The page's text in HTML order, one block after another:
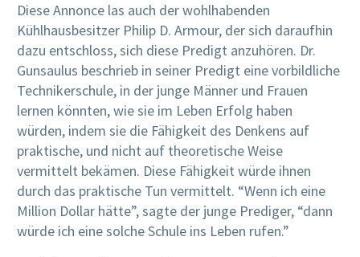
Diese Annonce las auch der wohlhabenden
Kühlhausbesitzer Philip D. Armour, der sich daraufhin
dazu entschloss, sich diese Predigt anzuhören. Dr.
Gunsaulus beschrieb in seiner Predigt eine vorbildliche
Technikerschule, in der junge Männer und Frauen
lernen könnten, wie sie im Leben Erfolg haben
würden, indem sie die Fähigkeit des Denkens auf
praktische, und nicht auf theoretische Weise
vermittelt bekämen. Diese Fähigkeit würde ihnen
durch das praktische Tun vermittelt. “Wenn ich eine
Million Dollar hätte”, sagte der junge Prediger, “dann
würde ich eine solche Schule ins Leben rufen.”